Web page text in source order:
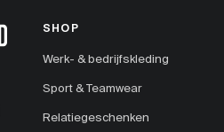
SHOP
Werk- & bedrijfskleding
Sport & Teamwear
Relatiegeschenken